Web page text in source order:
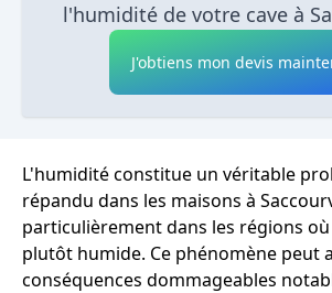
l'humidité de votre cave à
J'obtiens mon devis
L'humidité constitue un véritable
répandu dans les maisons à
particulièrement dans les régions
plutôt humide. Ce phénomène peut
conséquences dommageables